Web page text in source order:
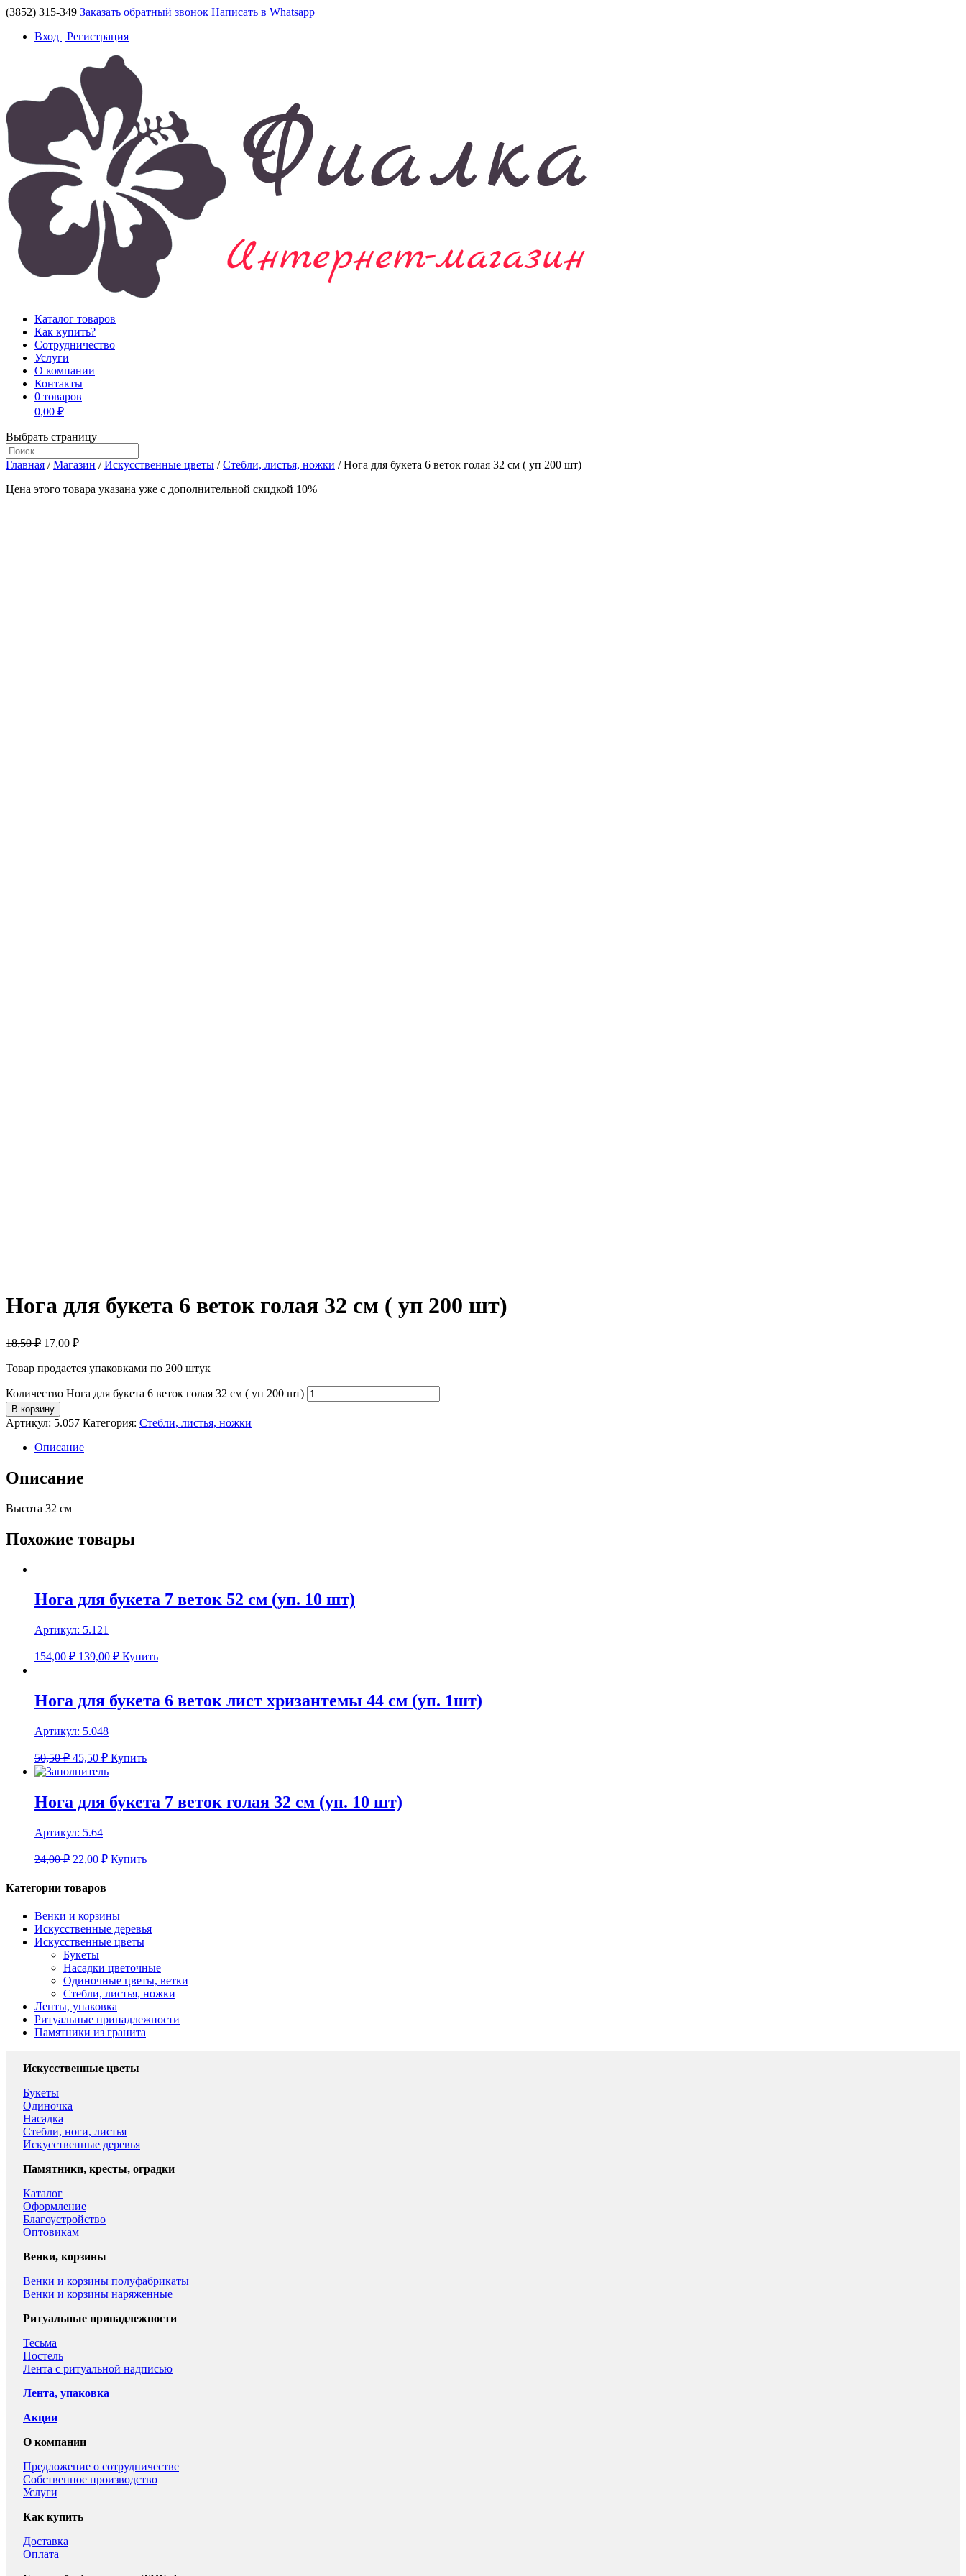
(3852) 315-349 Заказать обратный звонок Написать в Whatsapp
Вход | Регистрация
Каталог товаров
Как купить?
Сотрудничество
Услуги
О компании
Контакты
0 товаров
0,00 ₽
Выбрать страницу
Главная /Магазин /Искусственные цветы /Стебли, листья, ножки / Нога для букета 6 веток голая 32 см ( уп 200 шт)
Цена этого товара указана уже c дополнительной скидкой 10%
Нога для букета 6 веток голая 32 см ( уп 200 шт)
18,50 ₽ 17,00 ₽
Товар продается упаковками по 200 штук
Количество Нога для букета 6 веток голая 32 см ( уп 200 шт)
В корзину
Артикул: 5.057 Категория: Стебли, листья, ножки
Описание
Описание
Высота 32 см
Похожие товары
Нога для букета 7 веток 52 см (уп. 10 шт)
Артикул: 5.121
154,00 ₽ 139,00 ₽ Купить
Нога для букета 6 веток лист хризантемы 44 см (уп. 1шт)
Артикул: 5.048
50,50 ₽ 45,50 ₽ Купить
Нога для букета 7 веток голая 32 см (уп. 10 шт)
Артикул: 5.64
24,00 ₽ 22,00 ₽ Купить
Категории товаров
Венки и корзины
Искусственные деревья
Искусственные цветы
Букеты
Насадки цветочные
Одиночные цветы, ветки
Стебли, листья, ножки
Ленты, упаковка
Ритуальные принадлежности
Памятники из гранита
Искусственные цветы
Букеты
Одиночка
Насадка
Стебли, ноги, листья
Искусственные деревья
Памятники, кресты, оградки
Каталог
Оформление
Благоустройство
Оптовикам
Венки, корзины
Венки и корзины полуфабрикаты
Венки и корзины наряженные
Ритуальные принадлежности
Тесьма
Постель
Лента с ритуальной надписью
Лента, упаковка
Акции
О компании
Предложение о сотрудничестве
Собственное производство
Услуги
Как купить
Доставка
Оплата